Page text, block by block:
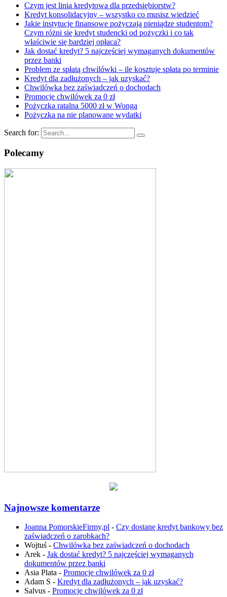
Czym jest linia kredytowa dla przedsiębiorstw?
Kredyt konsolidacyjny – wszystko co musisz wiedzieć
Jakie instytucje finansowe pożyczają pieniądze studentom?
Czym różni się kredyt studencki od pożyczki i co tak
właściwie się bardziej opłaca?
Jak dostać kredyt? 5 najczęściej wymaganych dokumentów
przez banki
Problem ze spłatą chwilówki – ile kosztuje spłata po terminie
Kredyt dla zadłużonych – jak uzyskać?
Chwilówka bez zaświadczeń o dochodach
Promocje chwilówek za 0 zł
Pożyczka ratalna 5000 zł w Wonga
Pożyczka na nie planowane wydatki
Search for:
Polecamy
Najnowsze komentarze
Joanna PomorskieFirmy,pl - Czy dostanę kredyt bankowy bez
zaświadczeń o zarobkach?
Wojtuś - Chwilówka bez zaświadczeń o dochodach
Arek - Jak dostać kredyt? 5 najczęściej wymaganych
dokumentów przez banki
Asia Plata - Promocje chwilówek za 0 zł
Adam S - Kredyt dla zadłużonych – jak uzyskać?
Salvus - Promocje chwilówek za 0 zł